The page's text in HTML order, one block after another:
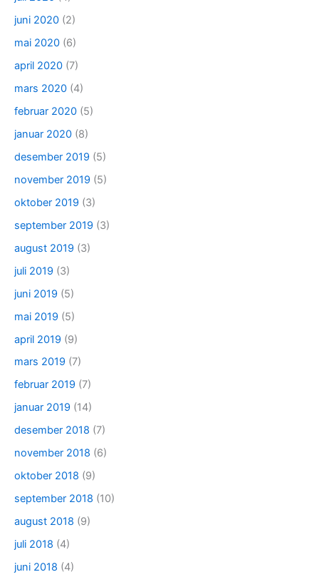
juni 2020 (2)
mai 2020 (6)
april 2020 (7)
mars 2020 (4)
februar 2020 (5)
januar 2020 (8)
desember 2019 (5)
november 2019 (5)
oktober 2019 (3)
september 2019 (3)
august 2019 (3)
juli 2019 (3)
juni 2019 (5)
mai 2019 (5)
april 2019 (9)
mars 2019 (7)
februar 2019 (7)
januar 2019 (14)
desember 2018 (7)
november 2018 (6)
oktober 2018 (9)
september 2018 (10)
august 2018 (9)
juli 2018 (4)
juni 2018 (4)